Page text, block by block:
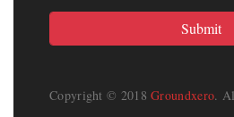
Copyright © 2018Groundxero.